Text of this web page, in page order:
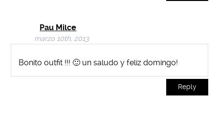
Pau Milce
marzo 10th, 2013
Bonito outfit !!! 🙂 un saludo y feliz domingo!
Reply